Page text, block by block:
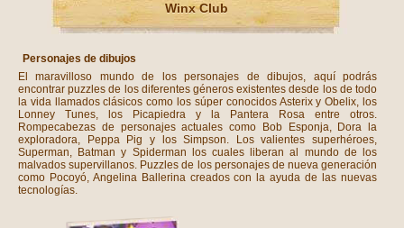
Winx Club
Personajes de dibujos
El maravilloso mundo de los personajes de dibujos, aquí podrás
encontrar puzzles de los diferentes géneros existentes desde los de todo
la vida llamados clásicos como los súper conocidos Asterix y Obelix, los
Lonney Tunes, los Picapiedra y la Pantera Rosa entre otros.
Rompecabezas de personajes actuales como Bob Esponja, Dora la
exploradora, Peppa Pig y los Simpson. Los valientes superhéroes,
Superman, Batman y Spiderman los cuales liberan al mundo de los
malvados supervillanos. Puzzles de los personajes de nueva generación
como Pocoyó, Angelina Ballerina creados con la ayuda de las nuevas
tecnologías.